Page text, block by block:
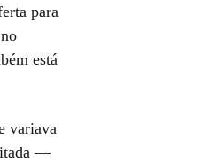
para
está
variava
—